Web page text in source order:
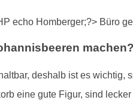
machen?
deshalb ist es
eine gute Figur, sind